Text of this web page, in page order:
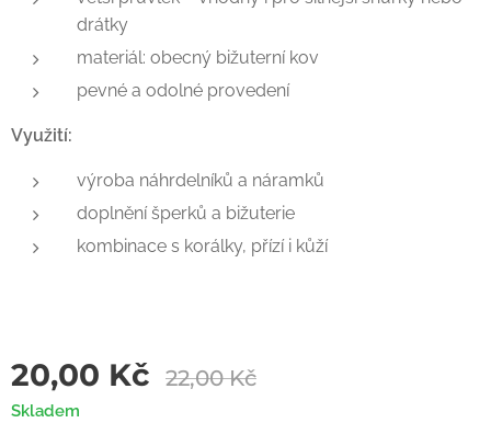
drátky
materiál: obecný bižuterní kov
pevné a odolné provedení
Využití:
výroba náhrdelníků a náramků
doplnění šperků a bižuterie
kombinace s korálky, přízí i kůží
20,00 Kč 22,00Kč
Skladem